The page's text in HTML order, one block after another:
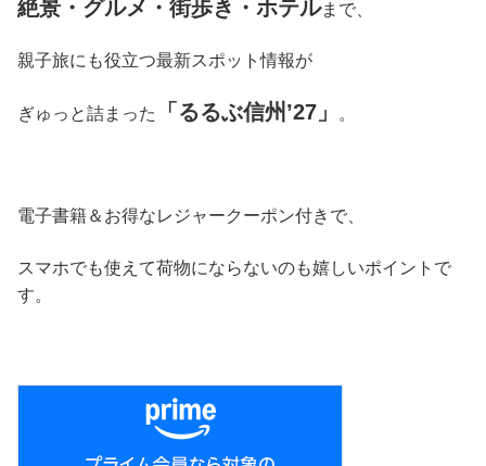
絶景・グルメ・街歩き・ホテルまで、
親子旅にも役立つ最新スポット情報が
ぎゅっと詰まった 「るるぶ信州’27」 。
電子書籍＆お得なレジャークーポン付きで、
スマホでも使えて荷物にならないのも嬉しいポイントで
す。